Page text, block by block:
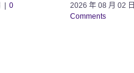
0
2026 年 08 月 02 日
Comments